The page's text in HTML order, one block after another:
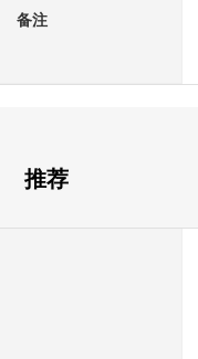
备注
推荐